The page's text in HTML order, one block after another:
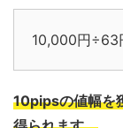
10,000円÷63
10pipsの値幅を